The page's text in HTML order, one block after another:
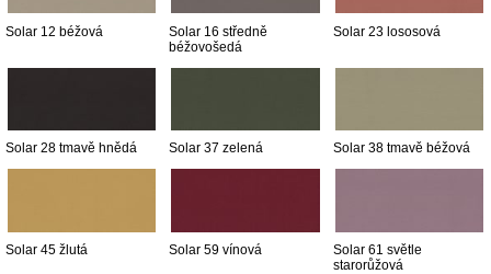
Solar 12 béžová
Solar 16 středně
béžovošedá
Solar 23 lososová
Solar 28 tmavě hnědá Solar 37 zelená Solar 38 tmavě béžová
Solar 45 žlutá Solar 59 vínová
Solar 61 světle
starorůžová